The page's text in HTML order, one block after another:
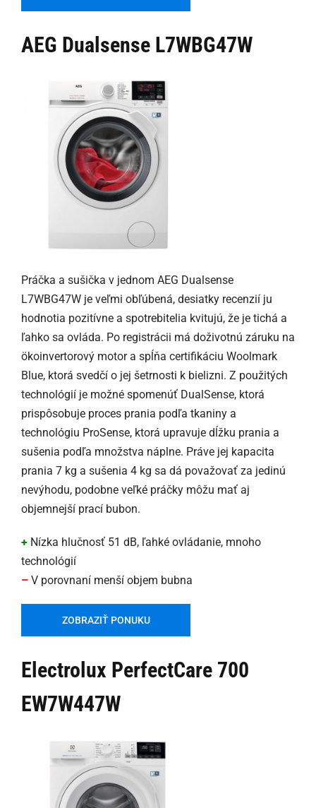
AEG Dualsense L7WBG47W
Práčka a sušička v jednom AEG Dualsense
L7WBG47W je veľmi obľúbená, desiatky recenzií ju
hodnotia pozitívne a spotrebitelia kvitujú, že je tichá a
ľahko sa ovláda. Po registrácii má doživotnú záruku na
ökoinvertorový motor a spĺňa certifikáciu Woolmark
Blue, ktorá svedčí o jej šetrnosti k bielizni. Z použitých
technológií je možné spomenúť DualSense, ktorá
prispôsobuje proces prania podľa tkaniny a
technológiu ProSense, ktorá upravuje dĺžku prania a
sušenia podľa množstva náplne. Práve jej kapacita
prania 7 kg a sušenia 4 kg sa dá považovať za jedinú
nevýhodu, podobne veľké práčky môžu mať aj
objemnejší prací bubon.
+ Nízka hlučnosť 51 dB, ľahké ovládanie, mnoho
technológií
– V porovnaní menší objem bubna
ZOBRAZIŤ PONUKU
Electrolux PerfectCare 700
EW7W447W